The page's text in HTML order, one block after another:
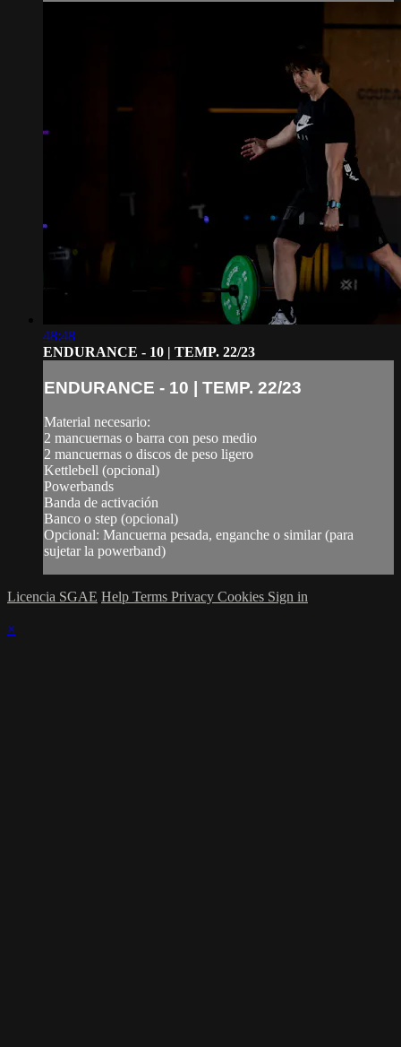
48:48
ENDURANCE - 10 | TEMP. 22/23
ENDURANCE - 10 | TEMP. 22/23
Material necesario:
2 mancuernas o barra con peso medio
2 mancuernas o discos de peso ligero
Kettlebell (opcional)
Powerbands
Banda de activación
Banco o step (opcional)
Opcional: Mancuerna pesada, enganche o similar (para
sujetar la powerband)
Licencia SGAE Help Terms Privacy Cookies Sign in
×